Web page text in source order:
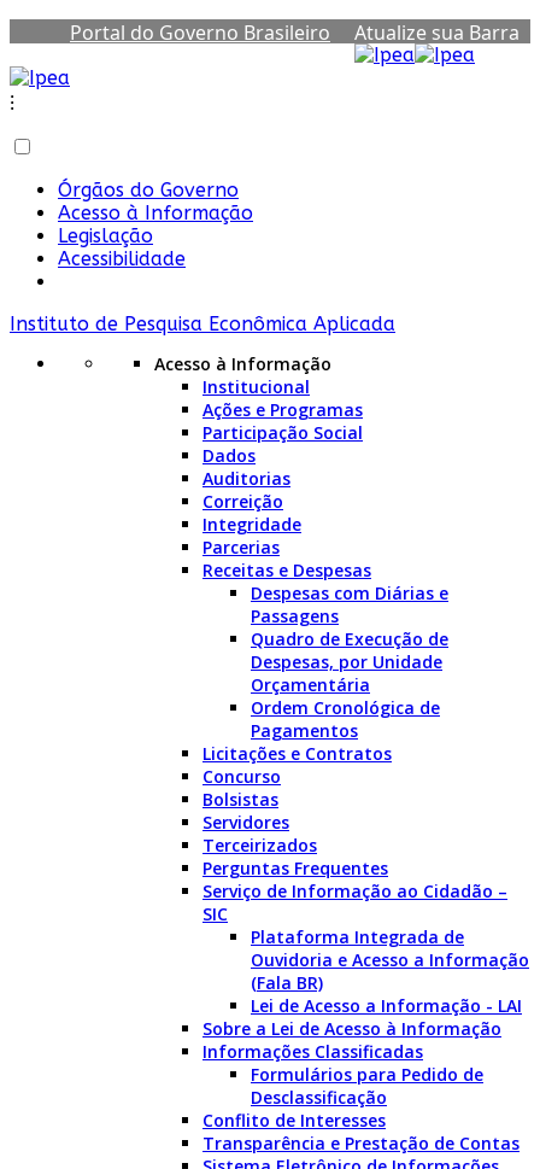
Portal do Governo Brasileiro
Atualize sua Barra
⁝
Órgãos do Governo
Acesso à Informação
Legislação
Acessibilidade
Instituto de Pesquisa Econômica Aplicada
Acesso à Informação
Institucional
Ações e Programas
Participação Social
Dados
Auditorias
Correição
Integridade
Parcerias
Receitas e Despesas
Despesas com Diárias e
Passagens
Quadro de Execução de
Despesas, por Unidade
Orçamentária
Ordem Cronológica de
Pagamentos
Licitações e Contratos
Concurso
Bolsistas
Servidores
Terceirizados
Perguntas Frequentes
Serviço de Informação ao Cidadão –
SIC
Plataforma Integrada de
Ouvidoria e Acesso a Informação
(Fala BR)
Lei de Acesso a Informação - LAI
Sobre a Lei de Acesso à Informação
Informações Classificadas
Formulários para Pedido de
Desclassificação
Conflito de Interesses
Transparência e Prestação de Contas